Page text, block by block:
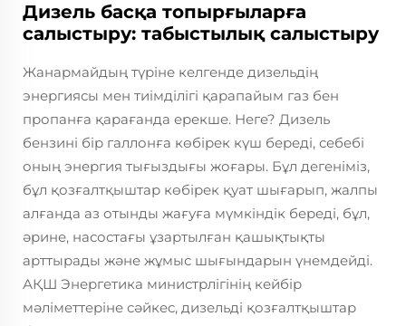
Дизель басқа топырғыларға
салыстыру: табыстылық салыстыру
Жанармайдың түріне келгенде дизельдің
энергиясы мен тиімділігі қарапайым газ бен
пропанға қарағанда ерекше. Неге? Дизель
бензині бір галлонға көбірек күш береді, себебі
оның энергия тығыздығы жоғары. Бұл дегеніміз,
бұл қозғалтқыштар көбірек қуат шығарып, жалпы
алғанда аз отынды жағуға мүмкіндік береді, бұл,
әрине, насостағы ұзартылған қашықтықты
арттырады және жұмыс шығындарын үнемдейді.
АҚШ Энергетика министрлігінің кейбір
мәліметтеріне сәйкес, дизельді қозғалтқыштар